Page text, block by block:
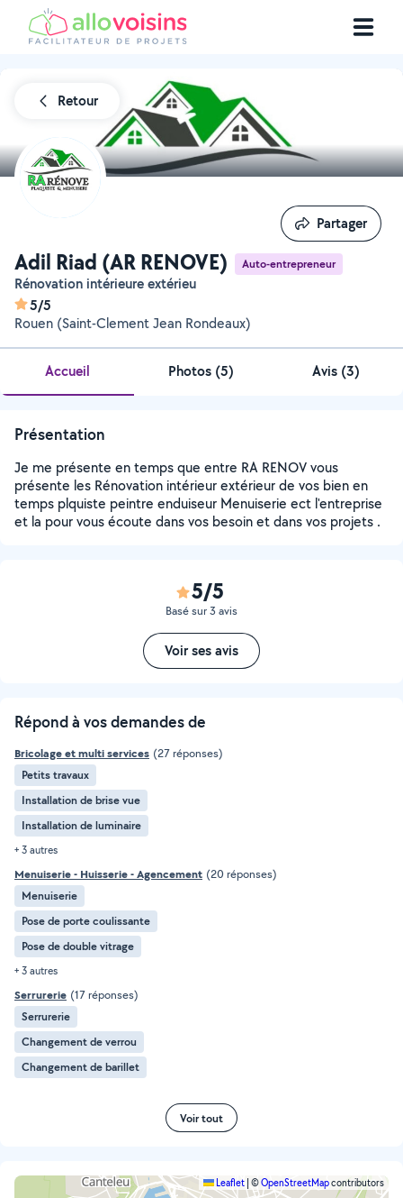
Retour
Adil Riad (AR RENOVE) Auto-entrepreneur
Rénovation intérieure extérieu
5/5
Rouen (Saint-Clement Jean Rondeaux)
Partager
Partager
Accueil Photos (5) Avis (3)
Présentation
Je me présente en temps que entre RA RENOV vous
présente les Rénovation intérieur extérieur de vos bien en
temps plquiste peintre enduiseur Menuiserie ect l'entreprise
et la pour vous écoute dans vos besoin et dans vos projets .
5/5
Basé sur 3 avis
Voir ses avis
Répond à vos demandes de
Bricolage et multi services (27 réponses)
Petits travaux
Installation de brise vue
Installation de luminaire
+ 3 autres
Menuiserie - Huisserie - Agencement (20 réponses)
Menuiserie
Pose de porte coulissante
Pose de double vitrage
+ 3 autres
Serrurerie (17 réponses)
Serrurerie
Changement de verrou
Changement de barillet
Voir tout
Leaflet ©OpenStreetMapcontributors